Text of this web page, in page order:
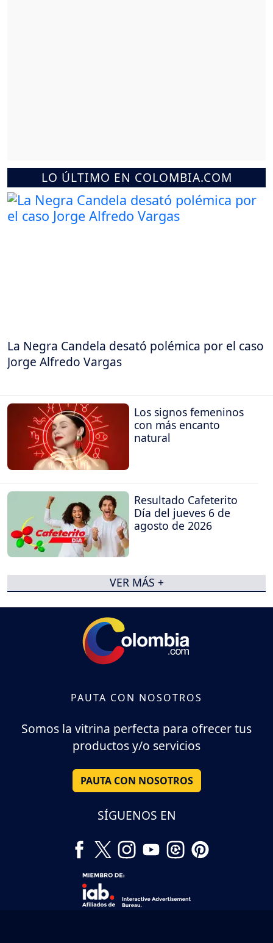
LO ÚLTIMO EN COLOMBIA.COM
La Negra Candela desató polémica por el caso
Jorge Alfredo Vargas
Los signos femeninos
con más encanto
natural
Resultado Cafeterito
Día del jueves 6 de
agosto de 2026
VER MÁS +
PAUTA CON NOSOTROS
Somos la vitrina perfecta para ofrecer tus
productos y/o servicios
PAUTA CON NOSOTROS
SÍGUENOS EN